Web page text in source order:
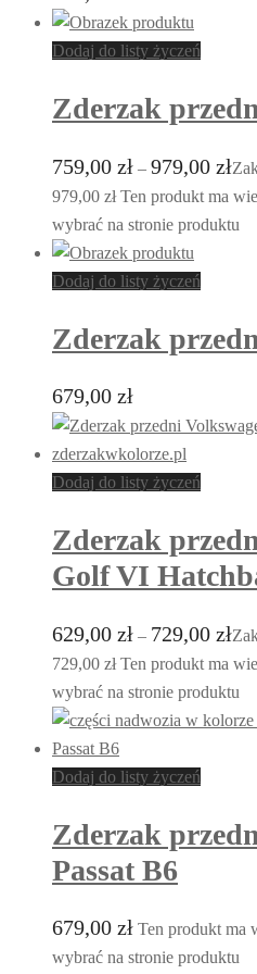
Dodaj do listy życzeń
Zderzak
759,00 zł – 979,00 zł
979,00 zł Ten produkt ma
wybrać na stronie produktu
Dodaj do listy życzeń
Zderzak
679,00 zł
Dodaj do listy życzeń
Zderzak
Golf VI
629,00 zł – 729,00 zł
729,00 zł Ten produkt ma
wybrać na stronie produktu
Dodaj do listy życzeń
Zderzak
Passat B6
679,00 zł Ten produkt ma
wybrać na stronie produktu